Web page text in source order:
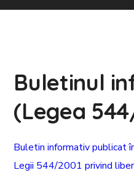
Buletinul
(Legea
Buletin informativ publicat
Legii 544/2001 privind